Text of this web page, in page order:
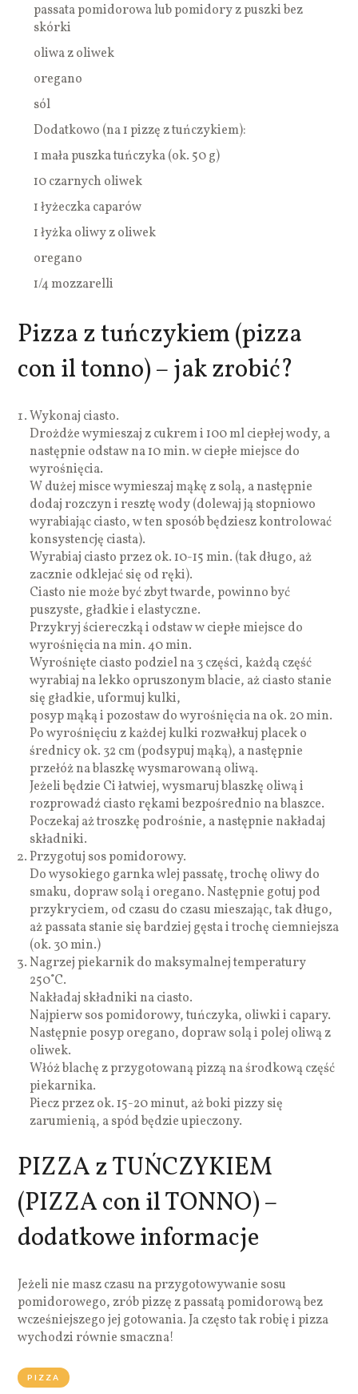
passata pomidorowa lub pomidory z puszki bez
skórki
oliwa z oliwek
oregano
sól
Dodatkowo (na 1 pizzę z tuńczykiem):
1 mała puszka tuńczyka (ok. 50 g)
10 czarnych oliwek
1 łyżeczka caparów
1 łyżka oliwy z oliwek
oregano
1/4 mozzarelli
Pizza z tuńczykiem (pizza
con il tonno) – jak zrobić?
Wykonaj ciasto.
Drożdże wymieszaj z cukrem i 100 ml ciepłej wody, a
następnie odstaw na 10 min. w ciepłe miejsce do
wyrośnięcia.
W dużej misce wymieszaj mąkę z solą, a następnie
dodaj rozczyn i resztę wody (dolewaj ją stopniowo
wyrabiając ciasto, w ten sposób będziesz kontrolować
konsystencję ciasta).
Wyrabiaj ciasto przez ok. 10-15 min. (tak długo, aż
zacznie odklejać się od ręki).
Ciasto nie może być zbyt twarde, powinno być
puszyste, gładkie i elastyczne.
Przykryj ściereczką i odstaw w ciepłe miejsce do
wyrośnięcia na min. 40 min.
Wyrośnięte ciasto podziel na 3 części, każdą część
wyrabiaj na lekko opruszonym blacie, aż ciasto stanie
się gładkie, uformuj kulki,
posyp mąką i pozostaw do wyrośnięcia na ok. 20 min.
Po wyrośnięciu z każdej kulki rozwałkuj placek o
średnicy ok. 32 cm (podsypuj mąką), a następnie
przełóż na blaszkę wysmarowaną oliwą.
Jeżeli będzie Ci łatwiej, wysmaruj blaszkę oliwą i
rozprowadź ciasto rękami bezpośrednio na blaszce.
Poczekaj aż troszkę podrośnie, a następnie nakładaj
składniki.
Przygotuj sos pomidorowy.
Do wysokiego garnka wlej passatę, trochę oliwy do
smaku, dopraw solą i oregano. Następnie gotuj pod
przykryciem, od czasu do czasu mieszając, tak długo,
aż passata stanie się bardziej gęsta i trochę ciemniejsza
(ok. 30 min.)
Nagrzej piekarnik do maksymalnej temperatury
250˚C.
Nakładaj składniki na ciasto.
Najpierw sos pomidorowy, tuńczyka, oliwki i capary.
Następnie posyp oregano, dopraw solą i polej oliwą z
oliwek.
Włóż blachę z przygotowaną pizzą na środkową część
piekarnika.
Piecz przez ok. 15-20 minut, aż boki pizzy się
zarumienią, a spód będzie upieczony.
PIZZA z TUŃCZYKIEM
(PIZZA con il TONNO) –
dodatkowe informacje
Jeżeli nie masz czasu na przygotowywanie sosu
pomidorowego, zrób pizzę z passatą pomidorową bez
wcześniejszego jej gotowania. Ja często tak robię i pizza
wychodzi równie smaczna!
PIZZA